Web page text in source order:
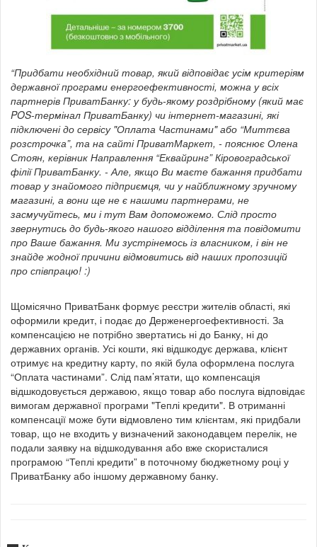
“Придбати необхідний товар, який відповідає усім критеріям
державної програми енергоефективності, можна у всіх
партнерів ПриватБанку: у будь-якому роздрібному (який має
POS-термінал ПриватБанку) чи інтернет-магазині, які
підключені до сервісу "Оплата Частинами" або “Миттєва
розстрочка”, та на сайті ПриватМаркет, - пояснює Олена
Стоян, керівник Направлення “Еквайринг” Кіровоградської
філії ПриватБанку. - Але, якщо Ви маєте бажання придбати
товар у знайомого підприємця, чи у найближному зручному
магазині, а вони ще не є нашими партнерами, не
засмучуйтесь, ми і тут Вам допоможемо. Слід просто
звернутись до будь-якого нашого відділення та повідомити
про Ваше бажання. Ми зустрінемось із власником, і він не
знайде жодної причини відмовитись від наших пропозицій
про співпрацю! :)
Щомісячно ПриватБанк формує реєстри жителів області, які
оформили кредит, і подає до Держенергоефективності. За
компенсацією не потрібно звертатись ні до Банку, ні до
державних органів. Усі кошти, які відшкодує держава, клієнт
отримує на кредитну карту, по якій була оформлена послуга
“Оплата частинами”. Слід пам’ятати, що компенсація
відшкодовується державою, якщо товар або послуга відповідає
вимогам державної програми "Теплі кредити". В отриманні
компенсації може бути відмовлено тим клієнтам, які придбали
товар, що не входить у визначений законодавцем перелік, не
подали заявку на відшкодування або вже скористалися
програмою “Теплі кредити” в поточному бюджетному році у
ПриватБанку або іншому державному банку.